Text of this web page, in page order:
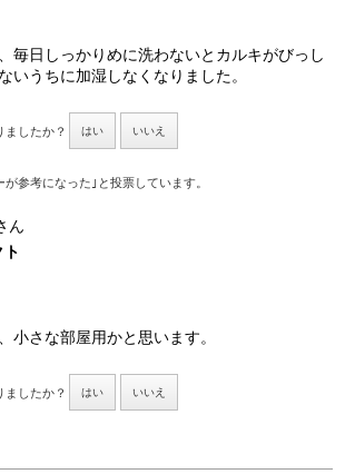
毎日しっかりめに洗わないとカルキがびっし
いうちに加湿しなくなりました。
ましたか？ はい いいえ
参考になった｣と投票しています。
ん
ト
小さな部屋用かと思います。
ましたか？ はい いいえ